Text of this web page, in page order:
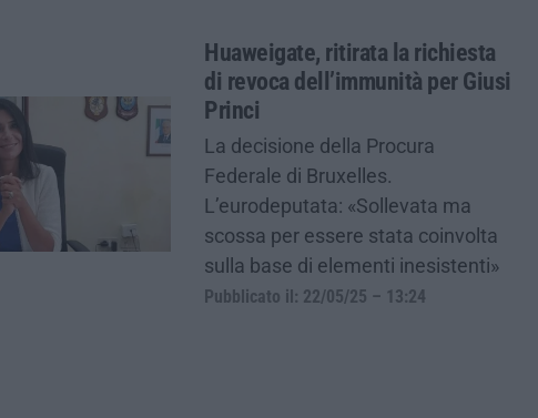
Huaweigate, ritirata la richiesta
di revoca dell’immunità per Giusi
Princi
La decisione della Procura
Federale di Bruxelles.
L’eurodeputata: «Sollevata ma
scossa per essere stata coinvolta
sulla base di elementi inesistenti»
Pubblicato il: 22/05/25 – 13:24